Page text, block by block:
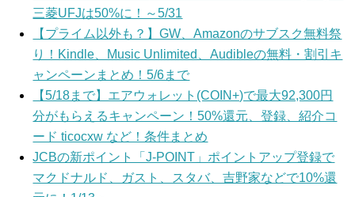
三菱UFJは50%に！～5/31
【プライム以外も？】GW、Amazonのサブスク無料祭
り！Kindle、Music Unlimited、Audibleの無料・割引キ
ャンペーンまとめ！5/6まで
【5/18まで】エアウォレット(COIN+)で最大92,300円
分がもらえるキャンペーン！50%還元、登録、紹介コ
ード ticocxw など！条件まとめ
JCBの新ポイント「J-POINT」ポイントアップ登録で
マクドナルド、ガスト、スタバ、吉野家などで10%還